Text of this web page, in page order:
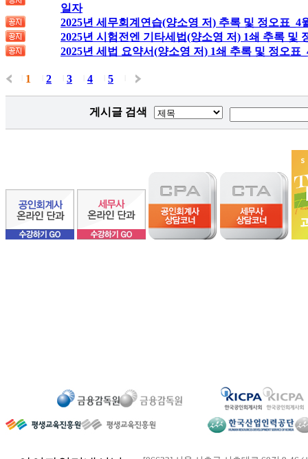
일자
2025년 세무회계연습(양소영 저) 추록 및 정오표_4
2025년 시험전엔 기타세법(양소영 저) 1쇄 추록 및
2025년 세법 요약서(양소영 저) 1쇄 추록 및 정오표
1 2 3 4 5
게시글 검색